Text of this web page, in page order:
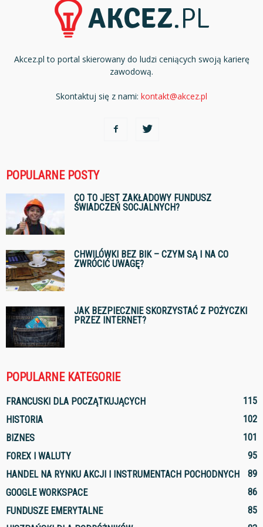
Akcez.pl to portal skierowany do ludzi ceniących swoją karierę
zawodową.
Skontaktuj się z nami: kontakt@akcez.pl
POPULARNE POSTY
CO TO JEST ZAKŁADOWY FUNDUSZ
ŚWIADCZEŃ SOCJALNYCH?
CHWILÓWKI BEZ BIK – CZYM SĄ I NA CO
ZWRÓCIĆ UWAGĘ?
JAK BEZPIECZNIE SKORZYSTAĆ Z POŻYCZKI
PRZEZ INTERNET?
POPULARNE KATEGORIE
FRANCUSKI DLA POCZĄTKUJĄCYCH
115
HISTORIA
102
BIZNES
101
FOREX I WALUTY
95
HANDEL NA RYNKU AKCJI I INSTRUMENTACH POCHODNYCH
89
GOOGLE WORKSPACE
86
FUNDUSZE EMERYTALNE
85